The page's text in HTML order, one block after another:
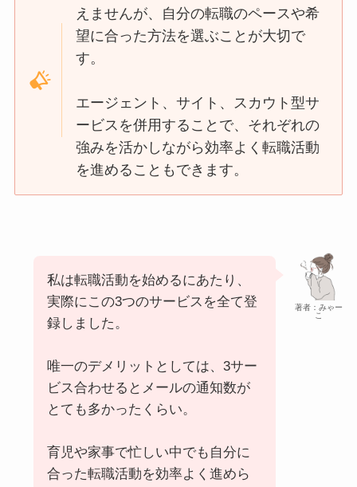
えませんが、自分の転職のペースや希
望に合った方法を選ぶことが大切で
す。
エージェント、サイト、スカウト型サ
ービスを併用することで、それぞれの
強みを活かしながら効率よく転職活動
を進めることもできます。
著者：みゃー
こ
私は転職活動を始めるにあたり、
実際にこの3つのサービスを全て登
録しました。
唯一のデメリットとしては、3サー
ビス合わせるとメールの通知数が
とても多かったくらい。
育児や家事で忙しい中でも自分に
合った転職活動を効率よく進めら